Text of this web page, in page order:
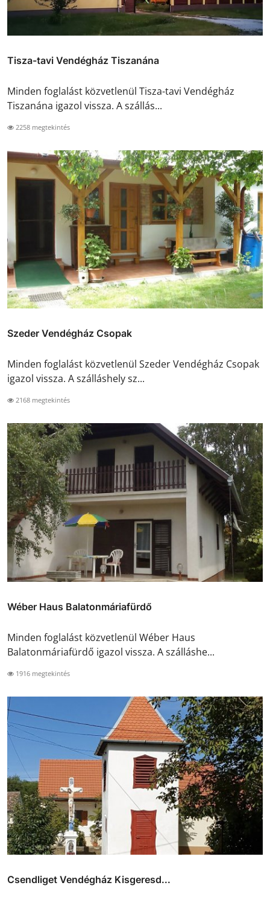
Tisza-tavi Vendégház Tiszanána
Minden foglalást közvetlenül Tisza-tavi Vendégház
Tiszanána igazol vissza. A szállás...
2258 megtekintés
Szeder Vendégház Csopak
Minden foglalást közvetlenül Szeder Vendégház Csopak
igazol vissza. A szálláshely sz...
2168 megtekintés
Wéber Haus Balatonmáriafürdő
Minden foglalást közvetlenül Wéber Haus
Balatonmáriafürdő igazol vissza. A szálláshe...
1916 megtekintés
Csendliget Vendégház Kisgeresd...